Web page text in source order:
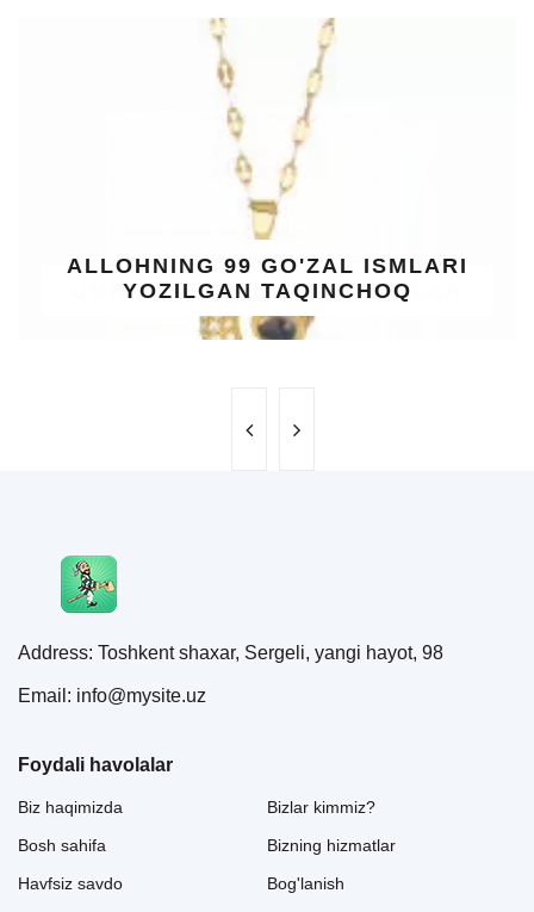
ALLOHNING 99 GO'ZAL ISMLARI
YOZILGAN TAQINCHOQ
Address: Toshkent shaxar, Sergeli, yangi hayot, 98
Email: info@mysite.uz
Foydali havolalar
Biz haqimizda
Bosh sahifa
Havfsiz savdo
Bizlar kimmiz?
Bizning hizmatlar
Bog'lanish